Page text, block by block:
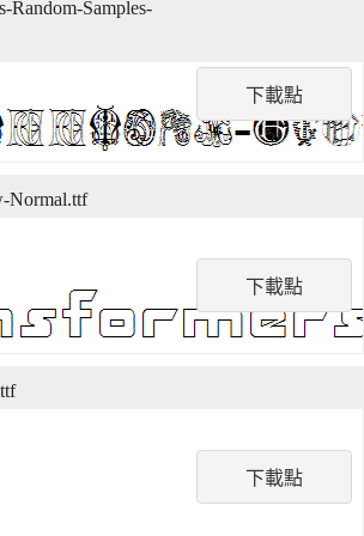
下載點
Random-Samples-
下載點
Normal.ttf
下載點